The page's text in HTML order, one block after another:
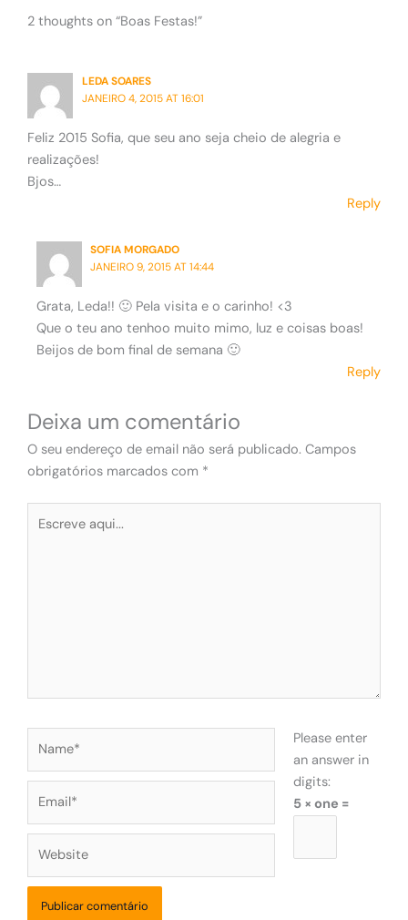
2 thoughts on “Boas Festas!”
LEDA SOARES
JANEIRO 4, 2015 AT 16:01
Feliz 2015 Sofia, que seu ano seja cheio de alegria e
realizações!
Bjos…
Reply
SOFIA MORGADO
JANEIRO 9, 2015 AT 14:44
Grata, Leda!! 🙂 Pela visita e o carinho! <3
Que o teu ano tenhoo muito mimo, luz e coisas boas!
Beijos de bom final de semana 🙂
Reply
Deixa um comentário
O seu endereço de email não será publicado. Campos
obrigatórios marcados com *
aqui...
Please enter
an answer in
digits:
5 × one =